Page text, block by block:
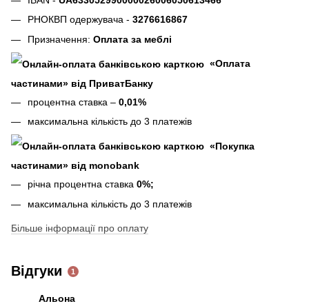
РНОКВП одержувача - 3276616867
Призначення: Оплата за меблі
«Оплата
частинами» від ПриватБанку
процентна ставка – 0,01%
максимальна кількість до 3 платежів
«Покупка
частинами» від monobank
річна процентна ставка 0%;
максимальна кількість до 3 платежів
Більше інформації про оплату
Відгуки 1
Альона